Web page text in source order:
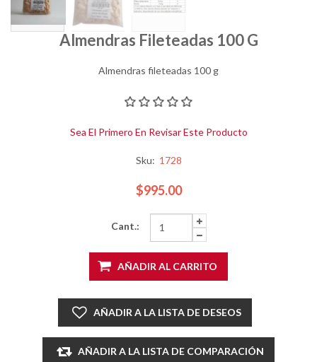
Almendras Fileteadas 100 G
Almendras fileteadas 100 g
Sea El Primero En Revisar Este Producto
Sku: 1728
$995.00
Cant.:
AÑADIR AL CARRITO
AÑADIR A LA LISTA DE DESEOS
AÑADIR A LA LISTA DE COMPARACIÓN